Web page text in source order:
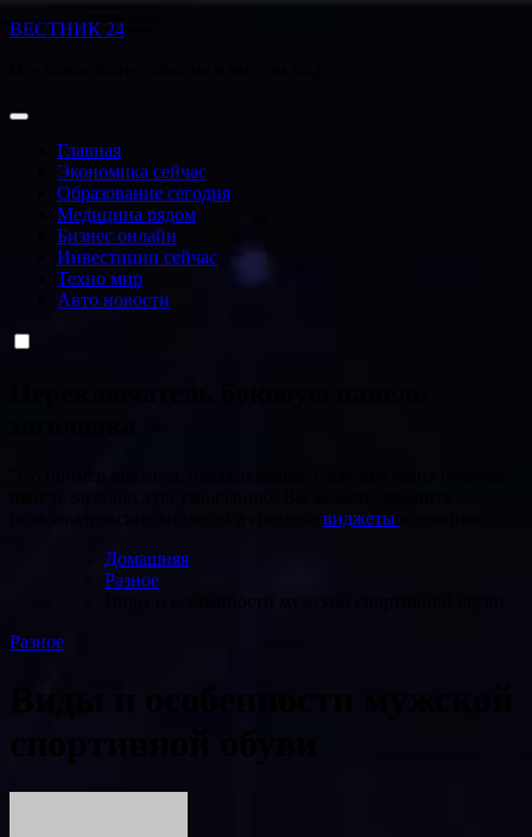
Перейти
ВЕСТНИК 24
Главная
Экономика сейчас
Образование сегодня
Медицина рядом
Бизнес онлайн
Инвестиции сейчас
Техно мир
Авто новости
виджеты
Домашняя
Разное
Разное